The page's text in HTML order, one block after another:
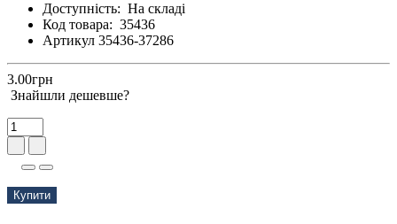
Доступність: На складі
Код товара: 35436
Артикул 35436-37286
3.00грн
Знайшли дешевше?
Купити